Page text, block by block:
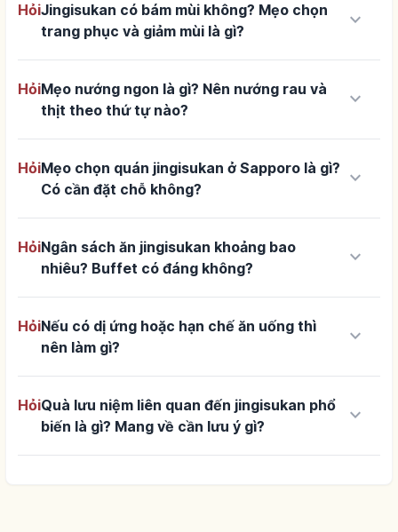
HỏiJingisukan có bám mùi không? Mẹo chọn
trang phục và giảm mùi là gì?
keyboard_arrow_down
HỏiMẹo nướng ngon là gì? Nên nướng rau và
thịt theo thứ tự nào?
keyboard_arrow_down
HỏiMẹo chọn quán jingisukan ở Sapporo là gì?
Có cần đặt chỗ không?
keyboard_arrow_down
HỏiNgân sách ăn jingisukan khoảng bao
nhiêu? Buffet có đáng không?
keyboard_arrow_down
HỏiNếu có dị ứng hoặc hạn chế ăn uống thì
nên làm gì?
keyboard_arrow_down
HỏiQuà lưu niệm liên quan đến jingisukan phổ
biến là gì? Mang về cần lưu ý gì?
keyboard_arrow_down